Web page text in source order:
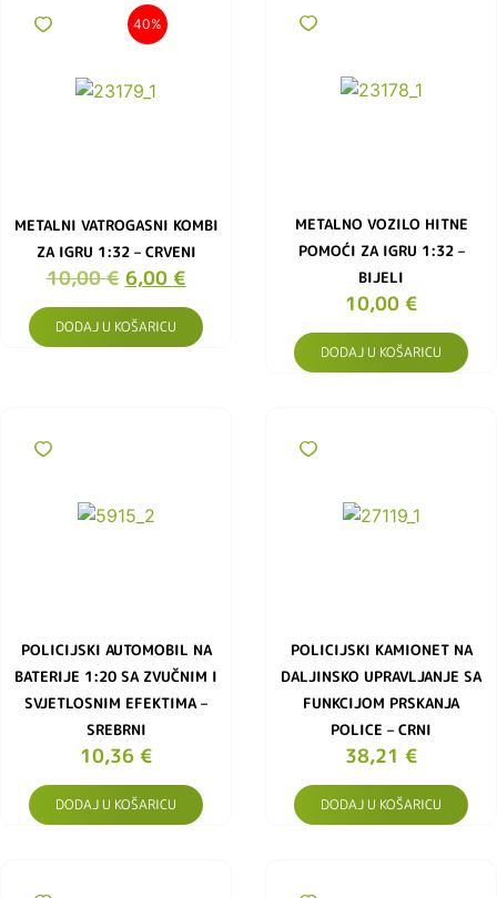
40%
METALNI VATROGASNI KOMBI
ZA IGRU 1:32 – CRVENI
10,00€ 6,00 €
DODAJ U KOŠARICU
METALNO VOZILO HITNE
POMOĆI ZA IGRU 1:32 –
BIJELI
10,00 €
DODAJ U KOŠARICU
POLICIJSKI AUTOMOBIL NA
BATERIJE 1:20 SA ZVUČNIM I
SVJETLOSNIM EFEKTIMA –
SREBRNI
10,36 €
DODAJ U KOŠARICU
POLICIJSKI KAMIONET NA
DALJINSKO UPRAVLJANJE SA
FUNKCIJOM PRSKANJA
POLICE – CRNI
38,21 €
DODAJ U KOŠARICU